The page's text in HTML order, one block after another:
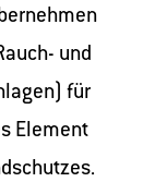
und
für
Element